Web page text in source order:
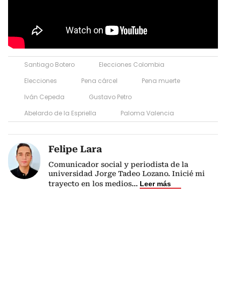
Santiago Botero
Elecciones Colombia
Elecciones
Pena cárcel
Pena muerte
Iván Cepeda
Gustavo Petro
Abelardo de la Espriella
Paloma Valencia
Felipe Lara
Comunicador social y periodista de la
universidad Jorge Tadeo Lozano. Inicié mi
trayecto en los medios... Leer más